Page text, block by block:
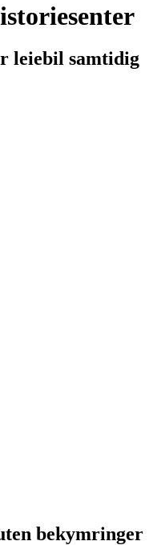
leiebil samtidig
bekymringer